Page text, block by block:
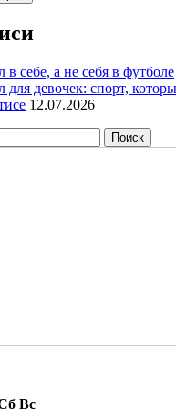
себе, а не себя в футболе
девочек: спорт,
12.07.2026
Вс